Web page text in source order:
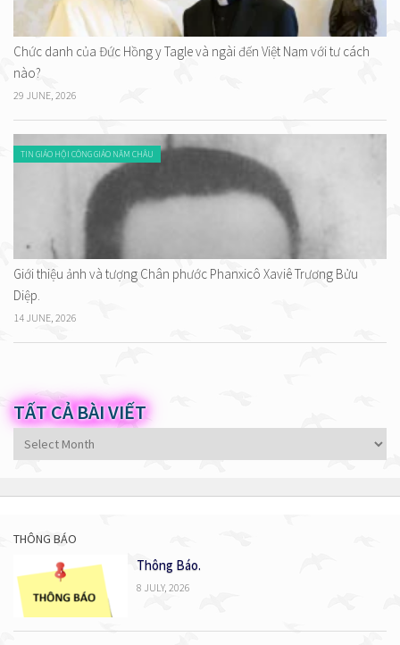
Chức danh của Đức Hồng y Tagle và ngài đến Việt Nam với tư cách
nào?
29 JUNE, 2026
TIN GIÁO HỘI CÔNG GIÁO NĂM CHÂU
Giới thiệu ảnh và tượng Chân phước Phanxicô Xaviê Trương Bửu
Diệp.
14 JUNE, 2026
TẤT CẢ BÀI VIẾT
Tất
cả
viết
THÔNG BÁO
Thông Báo.
8 JULY, 2026